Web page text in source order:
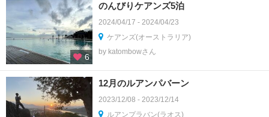
6
のんびりケアンズ5泊
2024/04/17 - 2024/04/23
ケアンズ(オーストラリア)
by katombowさん
12月のルアンパバーン
2023/12/08 - 2023/12/14
ルアンプラバン(ラオス)